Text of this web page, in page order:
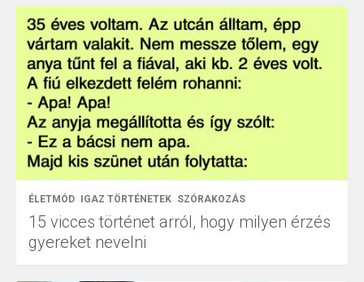
ÉLETMÓD IGAZ TÖRTÉNETEK SZÓRAKOZÁS
15 vicces történet arról, hogy milyen érzés
gyereket nevelni